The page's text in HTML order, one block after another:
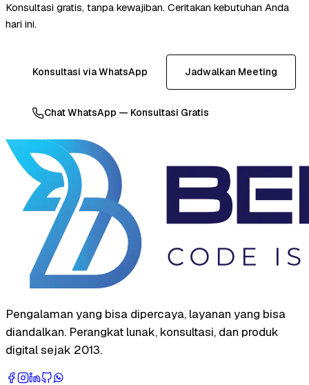
Konsultasi gratis, tanpa kewajiban. Ceritakan kebutuhan Anda
hari ini.
Konsultasi via WhatsApp Jadwalkan Meeting
Chat WhatsApp — Konsultasi Gratis
Pengalaman yang bisa dipercaya, layanan yang bisa
diandalkan. Perangkat lunak, konsultasi, dan produk
digital sejak 2013.